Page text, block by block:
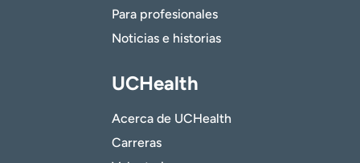
Para profesionales
Noticias e historias
UCHealth
Acerca de UCHealth
Carreras